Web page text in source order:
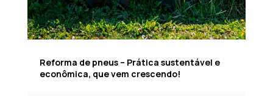
Reforma de pneus – Prática sustentável e
econômica, que vem crescendo!